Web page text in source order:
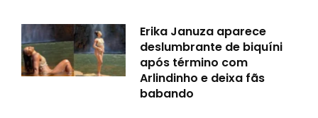
Erika Januza aparece
deslumbrante de biquíni
após término com
Arlindinho e deixa fãs
babando